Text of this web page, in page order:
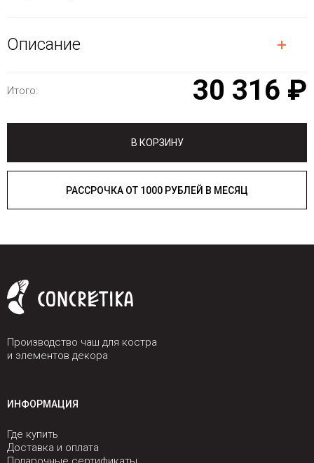
Описание
Итого: 30 316 ₽
В КОРЗИНУ
РАССРОЧКА ОТ 1000 РУБЛЕЙ В МЕСЯЦ
Производство чаш для костра
и элементов декора
ИНФОРМАЦИЯ
Где купить
Доставка и оплата